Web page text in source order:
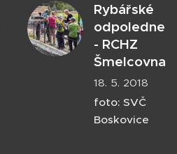
Rybářské
odpoledne
- RCHZ
Šmelcovna
18. 5. 2018
foto: SVČ
Boskovice